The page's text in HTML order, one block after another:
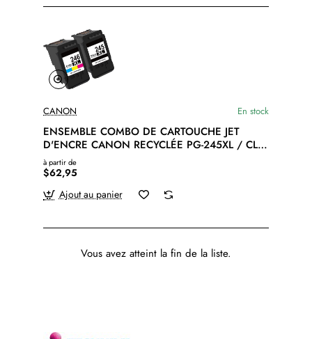
CANON En stock
ENSEMBLE COMBO DE CARTOUCHE JET
D'ENCRE CANON RECYCLÉE PG-245XL / CL-
246XL NOIR ET COULEUR
à partir de
$62,95
Ajout au panier
Vous avez atteint la fin de la liste.